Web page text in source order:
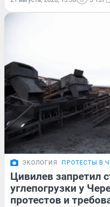
ЭКОЛОГИЯ ПРОТЕСТЫ В
Цивилев запретил
углепогрузки у
протестов и